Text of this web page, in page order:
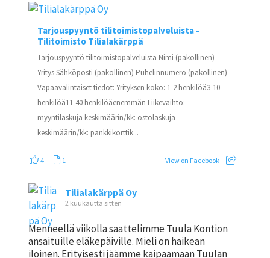
Tarjouspyyntö tilitoimistopalveluista -
Tilitoimisto Tilialakärppä
Tarjouspyyntö tilitoimistopalveluista Nimi (pakollinen)
Yritys Sähköposti (pakollinen) Puhelinnumero (pakollinen)
Vapaavalintaiset tiedot: Yrityksen koko: 1-2 henkilöä3-10
henkilöä11-40 henkilöäenemmän Liikevaihto:
myyntilaskuja keskimäärin/kk: ostolaskuja
keskimäärin/kk: pankkikorttik...
4 1 View on Facebook
Tilialakärppä Oy
2 kuukautta sitten
Menneellä viikolla saattelimme Tuula Kontion
ansaituille eläkepäiville. Mieli on haikean
iloinen. Erityisesti jäämme kaipaamaan Tuulan